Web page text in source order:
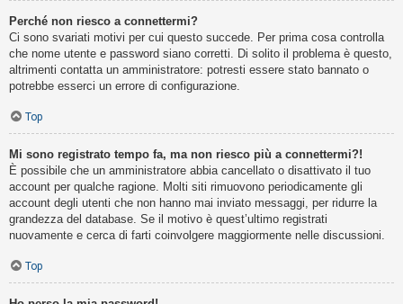
Perché non riesco a connettermi?
Ci sono svariati motivi per cui questo succede. Per prima cosa controlla
che nome utente e password siano corretti. Di solito il problema è questo,
altrimenti contatta un amministratore: potresti essere stato bannato o
potrebbe esserci un errore di configurazione.
Top
Mi sono registrato tempo fa, ma non riesco più a connettermi?!
È possibile che un amministratore abbia cancellato o disattivato il tuo
account per qualche ragione. Molti siti rimuovono periodicamente gli
account degli utenti che non hanno mai inviato messaggi, per ridurre la
grandezza del database. Se il motivo è quest’ultimo registrati
nuovamente e cerca di farti coinvolgere maggiormente nelle discussioni.
Top